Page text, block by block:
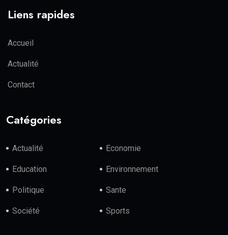
Liens rapides
Accueil
Actualité
Contact
Catégories
Actualité Economie
Education Environnement
Politique Sante
Société Sports